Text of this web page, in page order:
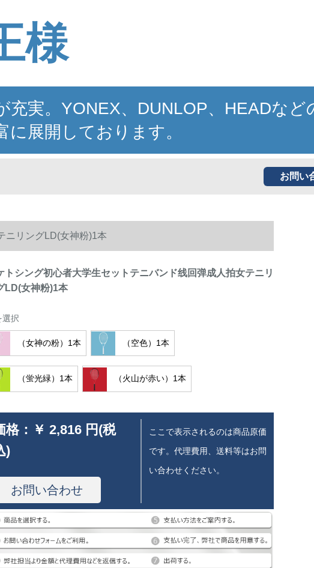
様
実。YONEX、DUNLOP、HEADなど
展開しております。
お問い
ニリングLD(女神粉)1本
トシング初心者大学生セットテニバンド线回弹成人拍女テニリ
LD(女神粉)1本
選択
（女神の粉）1本 （空色）1本
（蛍光緑）1本 （火山が赤い）1本
格： ￥ 2,816 円(税
)
お問い合わせ
ここで表示されるのは商品原価
です。代理費用、送料等はお問
い合わせください。